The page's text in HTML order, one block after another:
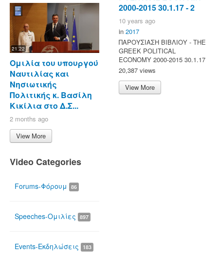
21:22
Ομιλία του υπουργού
Ναυτιλίας και
Νησιωτικής
Πολιτικής κ. Βασίλη
Κικίλια στο Δ.Σ...
2 months ago
View More
Video Categories
Forums-Φόρουμ 86
Speeches-Ομιλίες 897
Events-Εκδηλώσεις 183
2000-2015 30.1.17 - 2
10 years ago
in 2017
ΠΑΡΟΥΣΙΑΣΗ ΒΙΒΛΙΟΥ - ΤΗΕ
GREEK POLITICAL
ECONOMY 2000-2015 30.1.17
20,387 views
View More